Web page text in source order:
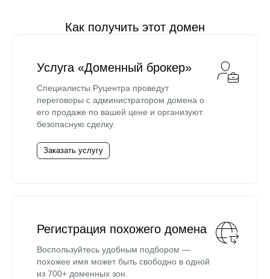
Как получить этот домен
Услуга «Доменный брокер»
Специалисты Руцентра проведут
переговоры с администратором домена о
его продаже по вашей цене и организуют
безопасную сделку.
Заказать услугу
Регистрация похожего домена
Воспользуйтесь удобным подбором —
похожее имя может быть свободно в одной
из 700+ доменных зон.